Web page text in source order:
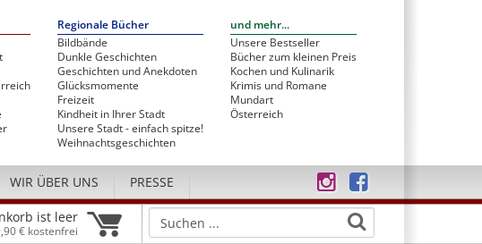
Regionale Bücher
Bildbände
Dunkle Geschichten
Geschichten und Anekdoten
Glücksmomente
Freizeit
Kindheit in Ihrer Stadt
Unsere Stadt - einfach spitze!
Weihnachtsgeschichten
und mehr...
Unsere Bestseller
Bücher zum kleinen Preis
Kochen und Kulinarik
Krimis und Romane
Mundart
Österreich
WIR ÜBER UNS PRESSE
ist leer
€ kostenfrei